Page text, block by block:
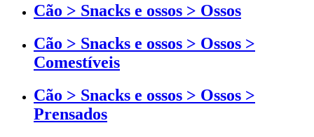
Cão > Snacks e ossos > Ossos
Cão > Snacks e ossos > Ossos >
Comestíveis
Cão > Snacks e ossos > Ossos >
Prensados